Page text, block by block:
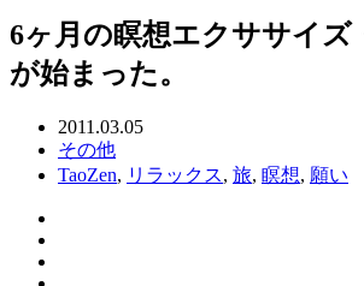
6ヶ月の瞑想エクササイズ
が始まった。
2011.03.05
その他
TaoZen, リラックス, 旅, 瞑想, 願い